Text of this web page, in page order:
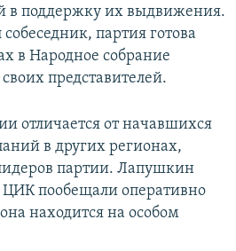
в поддержку их выдвижения.
партия готова
в Народное собрание
представителей.
отличается от начавшихся
в других регионах,
партии. Лапушкин
ЦИК пообещали оперативно
находится на особом